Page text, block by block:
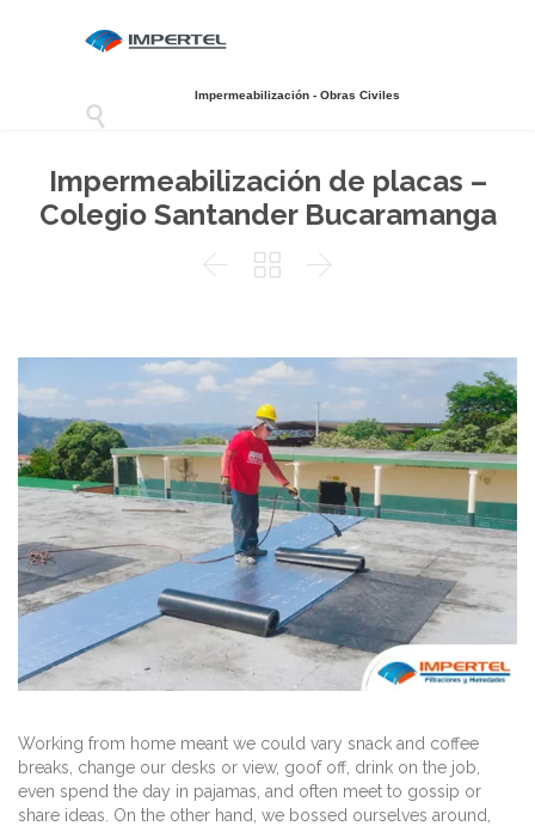
Impermeabilización - Obras Civiles

Impermeabilización de placas –
Colegio Santander Bucaramanga
  
Working from home meant we could vary snack and coffee
breaks, change our desks or view, goof off, drink on the job,
even spend the day in pajamas, and often meet to gossip or
share ideas. On the other hand, we bossed ourselves around,